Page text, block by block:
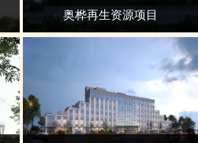
奥桦再生资源项目